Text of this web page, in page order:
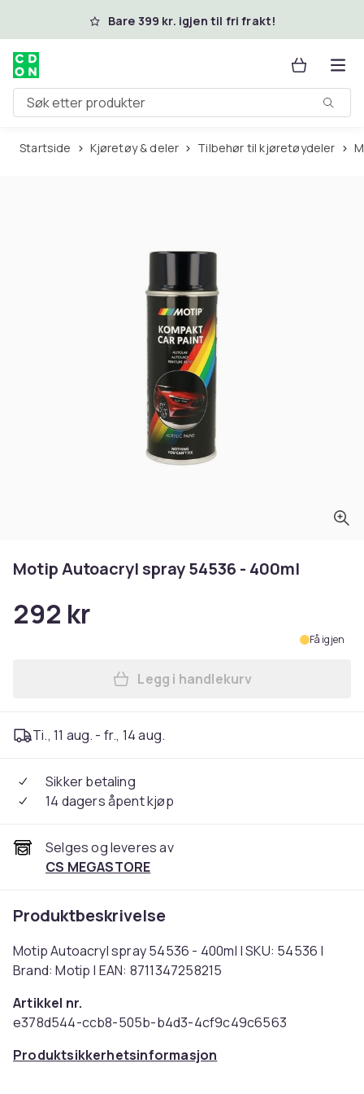
Hopp til hovedinnholdBare 399 kr. igjen til fri frakt!
Søk etter produkter
Startside Kjøretøy & deler Tilbehør til kjøretøydeler
Motip Autoacryl spray 54536 - 400ml
292 kr
Få igjen
Legg Motip Autoacryl
Legg i handlekurv
Ti., 11 aug. - fr., 14 aug.
Sikker betaling
14 dagers åpent kjøp
Selges og leveres av
CS MEGASTORE
Produktbeskrivelse
Motip Autoacryl spray 54536 - 400ml | SKU: 54536 |
Brand: Motip | EAN: 8711347258215
Artikkel nr.
e378d544-ccb8-505b-b4d3-4cf9c49c6563
Produktsikkerhetsinformasjon